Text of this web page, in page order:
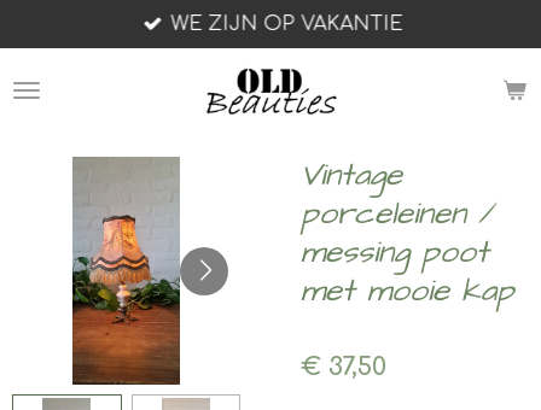
direct
naar
WE ZIJN OP VAKANTIE
Vintage
porceleinen /
messing poot
met mooie kap
€ 37,50